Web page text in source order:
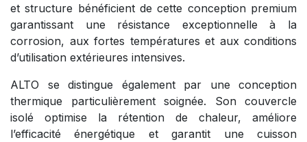
et structure bénéficient de cette conception premium
garantissant une résistance exceptionnelle à la
corrosion, aux fortes températures et aux conditions
d’utilisation extérieures intensives.
ALTO se distingue également par une conception
thermique particulièrement soignée. Son couvercle
isolé optimise la rétention de chaleur, améliore
l’efficacité énergétique et garantit une cuisson